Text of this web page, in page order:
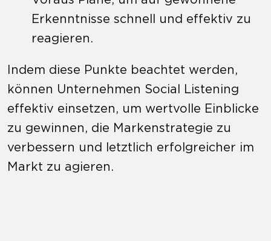
Erkenntnisse schnell und effektiv zu
reagieren.
Indem diese Punkte beachtet werden,
können Unternehmen Social Listening
effektiv einsetzen, um wertvolle Einblicke
zu gewinnen, die Markenstrategie zu
verbessern und letztlich erfolgreicher im
Markt zu agieren.